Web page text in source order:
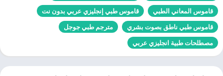
قاموس المعاني الطبي
قاموس طبي إنجليزي عربي بدون نت
قاموس طبي ناطق بصوت بشري
مترجم طبي جوجل
مصطلحات طبية انجليزي عربي